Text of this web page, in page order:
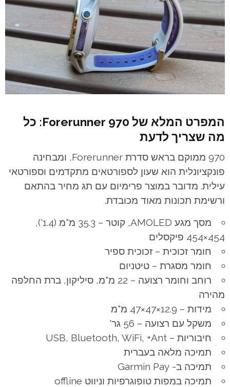
המפרט המלא של Forerunner 970: כל
מה שצריך לדעת
970 ממוקם בראש סדרת Forerunner, ומבחינה
פונקציונלית הוא שעון לספורטאים מתקדמים וספורטאי
עילית. מדובר במוצר פרימיום עם תג מחיר בהתאם
ורשימת תכונות מאוד מכובדת.
מסך מגע AMOLED, קוטר – 35.3 מ"מ (1.4'),
454×454 פיקסלים
חומר זכוכית – זכוכית ספיר
חומר מסגרת – טיטניום
רוחב וחומר רצועה – 22 מ"מ, סיליקון, ברת החלפה
מהירה
מידות – 12.9×47×47 מ"מ
משקל עם רצועה – 56 גר'
חיבוריות – USB, Bluetooth, WiFi, +Ant
תמיכה מלאה בעברית
תמיכה ב- Garmin Pay
תמיכה במפות טופוגרפיות וניווט offline